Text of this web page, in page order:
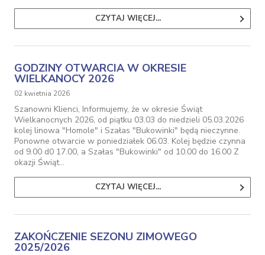
CZYTAJ WIĘCEJ...
GODZINY OTWARCIA W OKRESIE
WIELKANOCY 2026
02 kwietnia 2026
Szanowni Klienci, Informujemy, że w okresie Świąt
Wielkanocnych 2026, od piątku 03.03 do niedzieli 05.03.2026
kolej linowa "Homole" i Szałas "Bukowinki" będą nieczynne.
Ponowne otwarcie w poniedziałek 06.03. Kolej będzie czynna
od 9.00 d0 17.00, a Szałas "Bukowinki" od 10.00 do 16.00 Z
okazji Świąt…
CZYTAJ WIĘCEJ...
ZAKOŃCZENIE SEZONU ZIMOWEGO
2025/2026